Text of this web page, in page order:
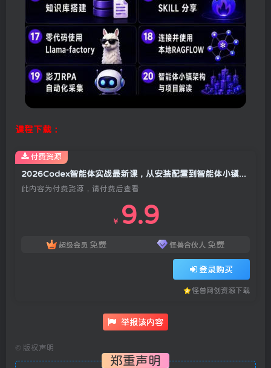
课程下载：
2026Codex智能体实战最新课，从安装配置到智能体小镇架构，涵盖视频创作/数字人/办公提效全技能
此内容为付费资源，请付费后查看
￥ 9.9
超级会员 免费 怪兽合伙人 免费
登录购买
怪兽网创资源下载
付费资源
举报该内容
© 版权声明
郑重声明